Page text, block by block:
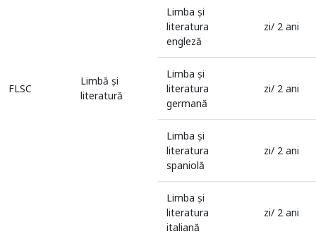
FLSC
Limbă şi
literatură
Limba şi
literatura
engleză
zi/ 2 ani
Limba şi
literatura
germană
zi/ 2 ani
Limba şi
literatura
spaniolă
zi/ 2 ani
Limba şi
literatura
italiană
zi/ 2 ani